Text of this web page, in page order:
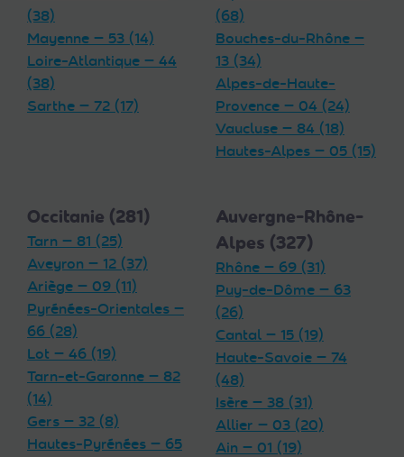
(38)
Mayenne — 53 (14)
Loire-Atlantique — 44
(38)
Sarthe — 72 (17)
(68)
Bouches-du-Rhône —
13 (34)
Alpes-de-Haute-
Provence — 04 (24)
Vaucluse — 84 (18)
Hautes-Alpes — 05 (15)
Occitanie (281)
Tarn — 81 (25)
Aveyron — 12 (37)
Ariège — 09 (11)
Pyrénées-Orientales —
66 (28)
Lot — 46 (19)
Tarn-et-Garonne — 82
(14)
Gers — 32 (8)
Hautes-Pyrénées — 65
Auvergne-Rhône-
Alpes (327)
Rhône — 69 (31)
Puy-de-Dôme — 63
(26)
Cantal — 15 (19)
Haute-Savoie — 74
(48)
Isère — 38 (31)
Allier — 03 (20)
Ain — 01 (19)